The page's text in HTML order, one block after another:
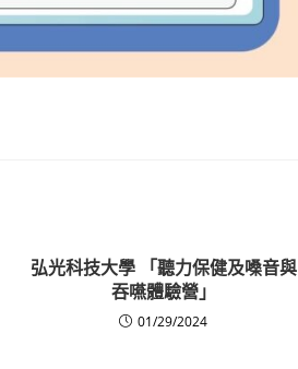
弘光科技大學 「聽力保健及嗓音與
吞嚥體驗營」
01/29/2024